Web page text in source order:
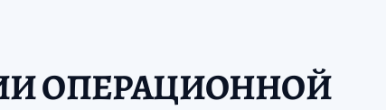
ОПЕРАЦИОННОЙ